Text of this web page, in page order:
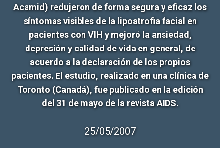
Acamid) redujeron de forma segura y eficaz los
síntomas visibles de la lipoatrofia facial en
pacientes con VIH y mejoró la ansiedad,
depresión y calidad de vida en general, de
acuerdo a la declaración de los propios
pacientes. El estudio, realizado en una clínica de
Toronto (Canadá), fue publicado en la edición
del 31 de mayo de la revista AIDS.
25/05/2007